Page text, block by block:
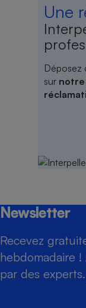
Une
Déposez
sur
Newsletter
Recevez
hebdomadaire
par des experts.